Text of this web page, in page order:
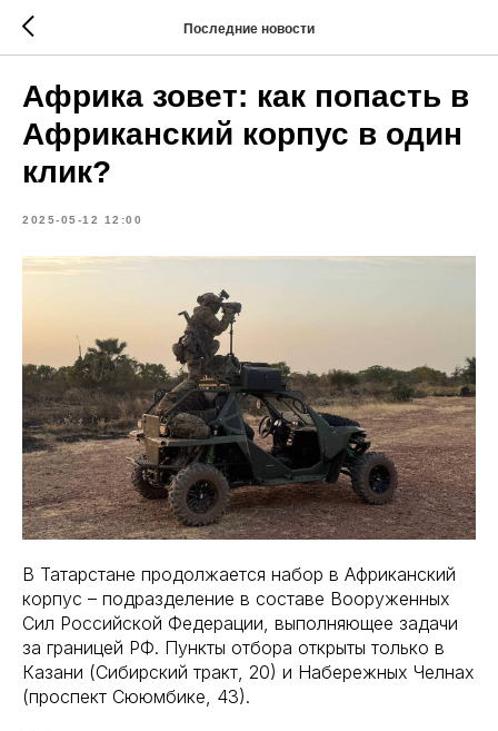
Последние новости
Африка зовет: как попасть в
Африканский корпус в один
клик?
2025-05-12 12:00
В Татарстане продолжается набор в Африканский
корпус – подразделение в составе Вооруженных
Сил Российской Федерации, выполняющее задачи
за границей РФ. Пункты отбора открыты только в
Казани (Сибирский тракт, 20) и Набережных Челнах
(проспект Сююмбике, 43).